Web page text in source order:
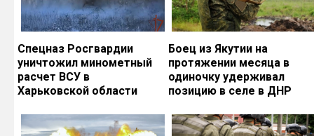
Спецназ Росгвардии
уничтожил минометный
расчет ВСУ в
Харьковской области
Боец из Якутии на
протяжении месяца в
одиночку удерживал
позицию в селе в ДНР